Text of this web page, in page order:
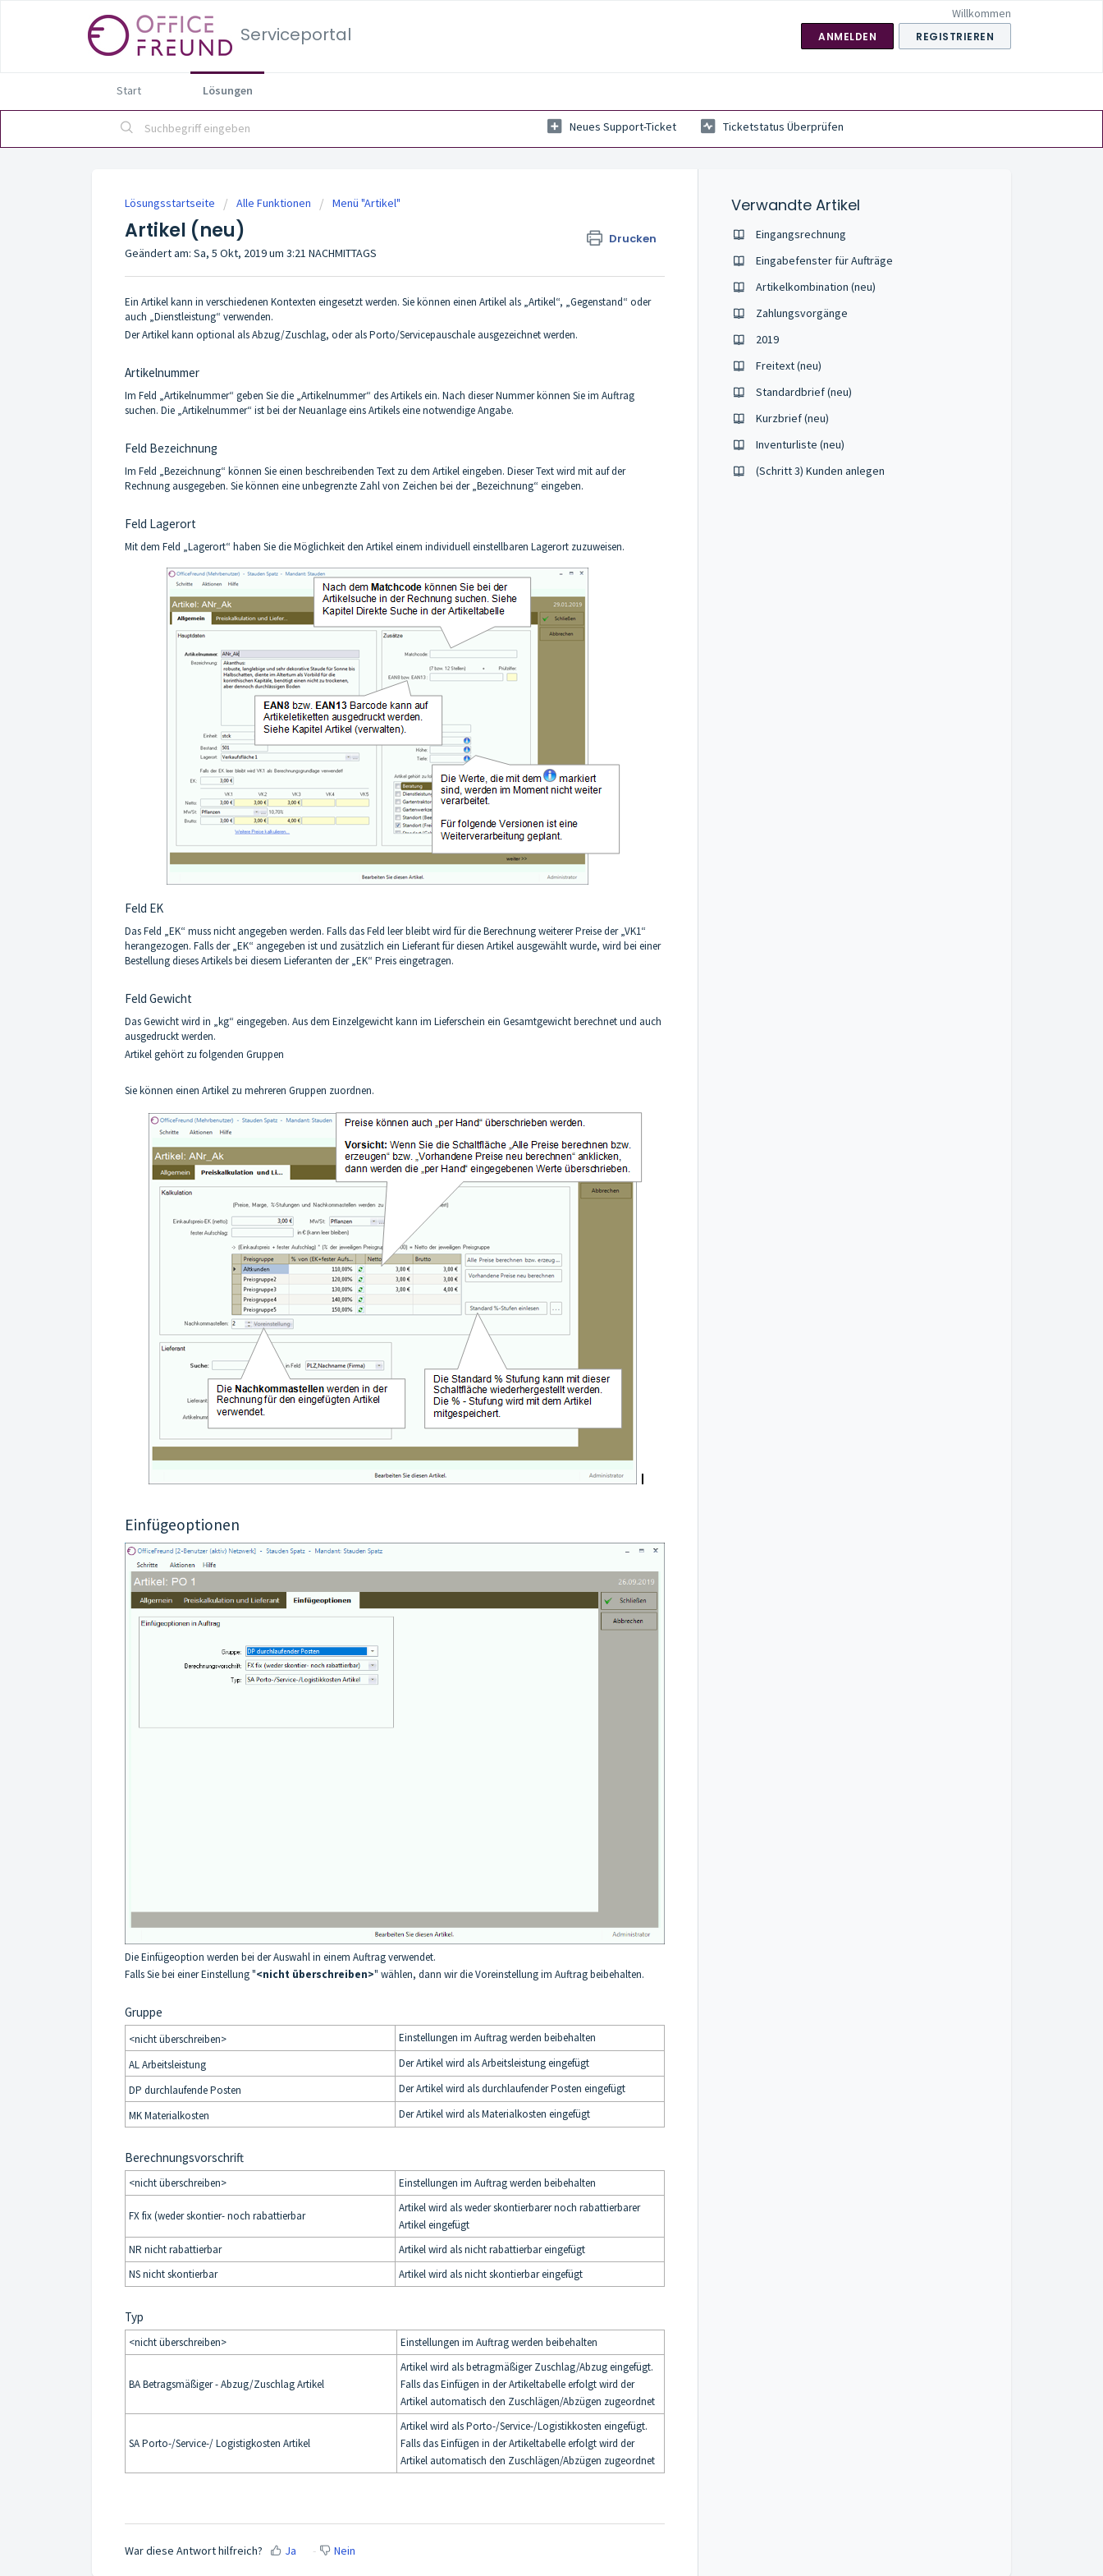
Serviceportal
Willkommen
ANMELDEN REGISTRIEREN
Start Lösungen
Neues Support-Ticket Ticketstatus Überprüfen
Lösungsstartseite Alle Funktionen Menü "Artikel"
Artikel (neu) Drucken
Geändert am: Sa, 5 Okt, 2019 um 3:21 NACHMITTAGS
Ein Artikel kann in verschiedenen Kontexten eingesetzt werden. Sie können einen Artikel als „Artikel“, „Gegenstand“ oder
auch „Dienstleistung“ verwenden.
Der Artikel kann optional als Abzug/Zuschlag, oder als Porto/Servicepauschale ausgezeichnet werden.
Artikelnummer
Im Feld „Artikelnummer“ geben Sie die „Artikelnummer“ des Artikels ein. Nach dieser Nummer können Sie im Auftrag
suchen. Die „Artikelnummer“ ist bei der Neuanlage eins Artikels eine notwendige Angabe.
Feld Bezeichnung
Im Feld „Bezeichnung“ können Sie einen beschreibenden Text zu dem Artikel eingeben. Dieser Text wird mit auf der
Rechnung ausgegeben. Sie können eine unbegrenzte Zahl von Zeichen bei der „Bezeichnung“ eingeben.
Feld Lagerort
Mit dem Feld „Lagerort“ haben Sie die Möglichkeit den Artikel einem individuell einstellbaren Lagerort zuzuweisen.
Feld EK
Das Feld „EK“ muss nicht angegeben werden. Falls das Feld leer bleibt wird für die Berechnung weiterer Preise der „VK1“
herangezogen. Falls der „EK“ angegeben ist und zusätzlich ein Lieferant für diesen Artikel ausgewählt wurde, wird bei einer
Bestellung dieses Artikels bei diesem Lieferanten der „EK“ Preis eingetragen.
Feld Gewicht
Das Gewicht wird in „kg“ eingegeben. Aus dem Einzelgewicht kann im Lieferschein ein Gesamtgewicht berechnet und auch
ausgedruckt werden.
Artikel gehört zu folgenden Gruppen
Sie können einen Artikel zu mehreren Gruppen zuordnen.
Einfügeoptionen
Die Einfügeoption werden bei der Auswahl in einem Auftrag verwendet.
Falls Sie bei einer Einstellung "<nicht überschreiben>" wählen, dann wir die Voreinstellung im Auftrag beibehalten.
Gruppe
<nicht überschreiben>
Einstellungen im Auftrag werden beibehalten
AL Arbeitsleistung
Der Artikel wird als Arbeitsleistung eingefügt
DP durchlaufende Posten
Der Artikel wird als durchlaufender Posten eingefügt
MK Materialkosten
Der Artikel wird als Materialkosten eingefügt
Berechnungsvorschrift
<nicht überschreiben> Einstellungen im Auftrag werden beibehalten
FX fix (weder skontier- noch rabattierbar
Artikel wird als weder skontierbarer noch rabattierbarer
Artikel eingefügt
NR nicht rabattierbar
Artikel wird als nicht rabattierbar eingefügt
NS nicht skontierbar
Artikel wird als nicht skontierbar eingefügt
Typ
<nicht überschreiben> Einstellungen im Auftrag werden beibehalten
BA Betragsmäßiger - Abzug/Zuschlag Artikel
Artikel wird als betragmäßiger Zuschlag/Abzug eingefügt.
Falls das Einfügen in der Artikeltabelle erfolgt wird der
Artikel automatisch den Zuschlägen/Abzügen zugeordnet
SA Porto-/Service-/ Logistigkosten Artikel
Artikel wird als Porto-/Service-/Logistikkosten eingefügt.
Falls das Einfügen in der Artikeltabelle erfolgt wird der
Artikel automatisch den Zuschlägen/Abzügen zugeordnet
War diese Antwort hilfreich? Ja Nein
Verwandte Artikel
Eingangsrechnung
Eingabefenster für Aufträge
Artikelkombination (neu)
Zahlungsvorgänge
2019
Freitext (neu)
Standardbrief (neu)
Kurzbrief (neu)
Inventurliste (neu)
(Schritt 3) Kunden anlegen